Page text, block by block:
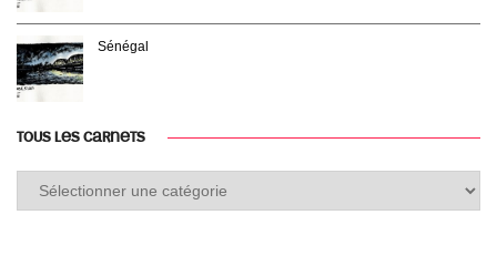
Sénégal
TOUS LES CARNETS